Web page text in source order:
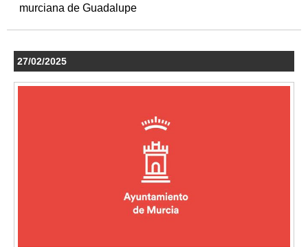
murciana de Guadalupe
27/02/2025